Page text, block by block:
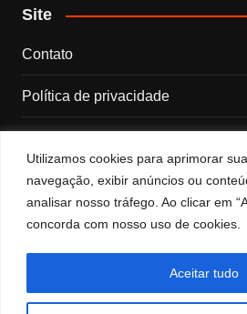
Utilizamos cookies para aprimorar
navegação, exibir anúncios ou
analisar nosso tráfego. Ao clicar em
concorda com nosso uso de cookies.
Aceitar tudo
c
e
b
o
o
k
st
d
o
n
ail ar
Site
Contato
Política de privacidade
Termos e Condições
Categorias